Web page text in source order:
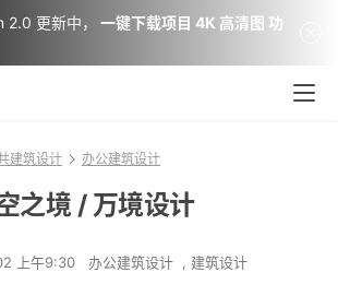
建筑设计 办公建筑设计
之境 / 万境设计
上午9:30 办公建筑设计 , 建筑设计
更新中，
一键下载项目 4K 高清图 功